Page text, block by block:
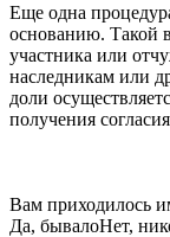
Еще одна
основанию. Такой
участника или
наследникам или
доли
получения
Вам приходилось
Да, бывалоНет,